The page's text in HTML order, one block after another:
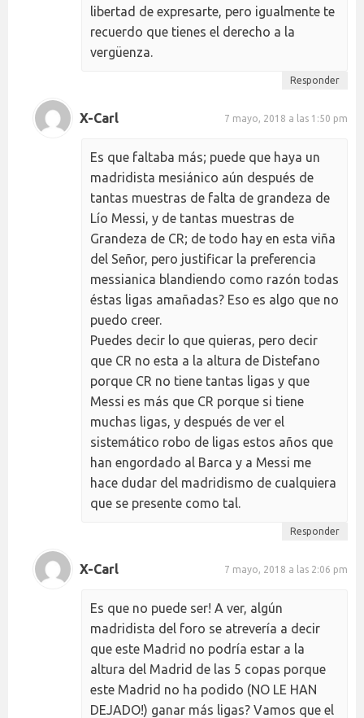
libertad de expresarte, pero igualmente te
recuerdo que tienes el derecho a la
vergüenza.
Responder
X-Carl 7 mayo, 2018 a las 1:50 pm
Es que faltaba más; puede que haya un
madridista mesiánico aún después de
tantas muestras de falta de grandeza de
Lío Messi, y de tantas muestras de
Grandeza de CR; de todo hay en esta viña
del Señor, pero justificar la preferencia
messianica blandiendo como razón todas
éstas ligas amañadas? Eso es algo que no
puedo creer.
Puedes decir lo que quieras, pero decir
que CR no esta a la altura de Distefano
porque CR no tiene tantas ligas y que
Messi es más que CR porque si tiene
muchas ligas, y después de ver el
sistemático robo de ligas estos años que
han engordado al Barca y a Messi me
hace dudar del madridismo de cualquiera
que se presente como tal.
Responder
X-Carl 7 mayo, 2018 a las 2:06 pm
Es que no puede ser! A ver, algún
madridista del foro se atrevería a decir
que este Madrid no podría estar a la
altura del Madrid de las 5 copas porque
este Madrid no ha podido (NO LE HAN
DEJADO!) ganar más ligas? Vamos que el